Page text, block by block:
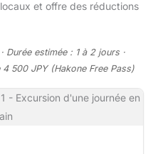
et offre des réductions
Durée estimée : 1 à 2 jours ·
500 JPY (Hakone Free Pass)